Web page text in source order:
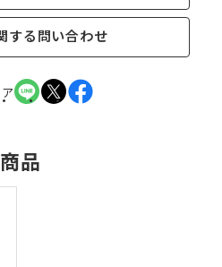
する問い合わせ
品